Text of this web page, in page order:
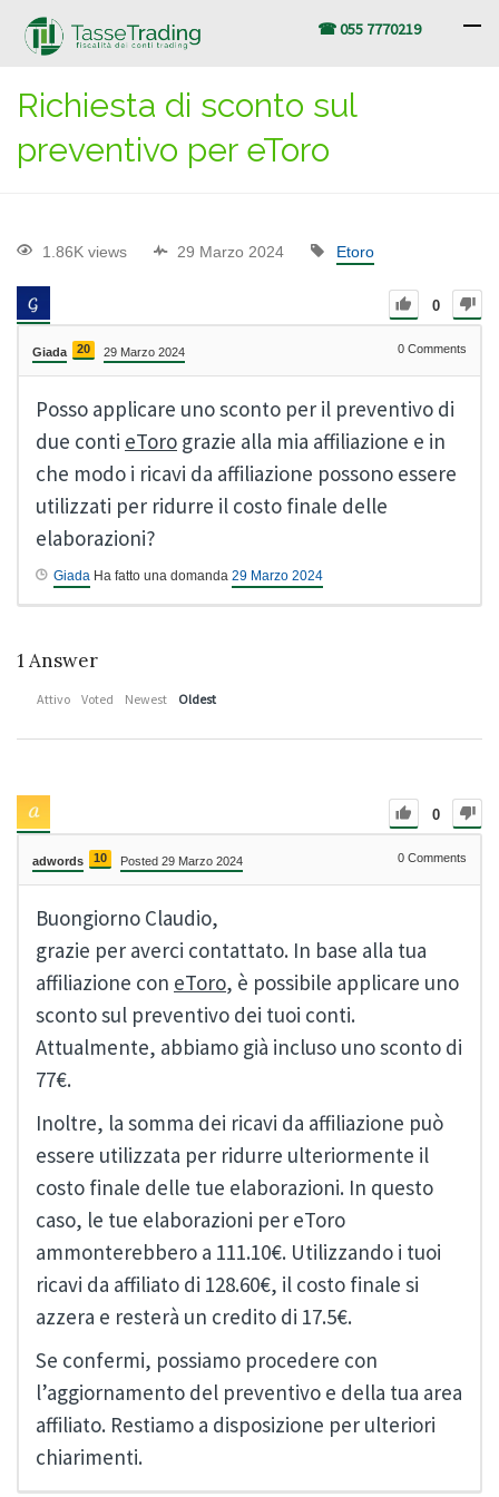
☎ 055 7770219
Richiesta di sconto sul
preventivo per eToro
1.86K views 29 Marzo 2024 Etoro
0
Giada 20 29 Marzo 2024 0 Comments
Posso applicare uno sconto per il preventivo di
due conti eToro grazie alla mia affiliazione e in
che modo i ricavi da affiliazione possono essere
utilizzati per ridurre il costo finale delle
elaborazioni?
Giada Ha fatto una domanda 29 Marzo 2024
1 Answer
Attivo Voted Newest Oldest
0
adwords 10 Posted 29 Marzo 2024 0 Comments
Buongiorno Claudio,
grazie per averci contattato. In base alla tua
affiliazione con eToro, è possibile applicare uno
sconto sul preventivo dei tuoi conti.
Attualmente, abbiamo già incluso uno sconto di
77€.
Inoltre, la somma dei ricavi da affiliazione può
essere utilizzata per ridurre ulteriormente il
costo finale delle tue elaborazioni. In questo
caso, le tue elaborazioni per eToro
ammonterebbero a 111.10€. Utilizzando i tuoi
ricavi da affiliato di 128.60€, il costo finale si
azzera e resterà un credito di 17.5€.
Se confermi, possiamo procedere con
l’aggiornamento del preventivo e della tua area
affiliato. Restiamo a disposizione per ulteriori
chiarimenti.